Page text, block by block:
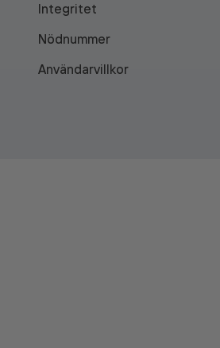
Integritet
Nödnummer
Användarvillkor